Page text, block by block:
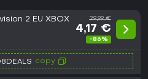
2 EU XBOX
29,99 €
4,17 €
-86%
copy